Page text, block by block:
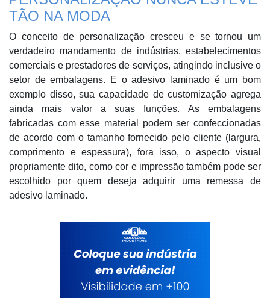
TÃO NA MODA
O conceito de personalização cresceu e se tornou um
verdadeiro mandamento de indústrias, estabelecimentos
comerciais e prestadores de serviços, atingindo inclusive o
setor de embalagens. E o adesivo laminado é um bom
exemplo disso, sua capacidade de customização agrega
ainda mais valor a suas funções. As embalagens
fabricadas com esse material podem ser confeccionadas
de acordo com o tamanho fornecido pelo cliente (largura,
comprimento e espessura), fora isso, o aspecto visual
propriamente dito, como cor e impressão também pode ser
escolhido por quem deseja adquirir uma remessa de
adesivo laminado.